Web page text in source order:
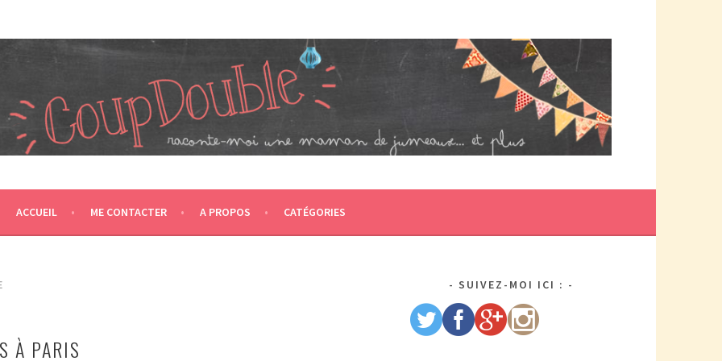
CA NOUS PROPULSE SUPER MAMAN! CA DONNE DEUX FOIS PLUS DE TRACAS, MAIS AUSSI DEUX FOIS PLUS D'AMOUR.
ACCUEIL ME CONTACTER A PROPOS CATÉGORIES
À PARIS
SUIVEZ-MOI ICI :